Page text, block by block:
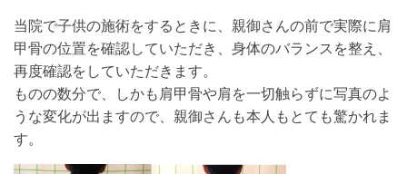
当院で子供の施術をするときに、親御さんの前で実際に肩
甲骨の位置を確認していただき、身体のバランスを整え、
再度確認をしていただきます。
ものの数分で、しかも肩甲骨や肩を一切触らずに写真のよ
うな変化が出ますので、親御さんも本人もとても驚かれま
す。